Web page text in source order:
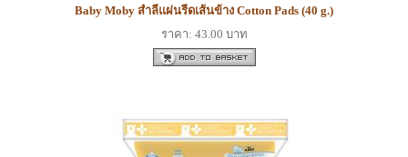
Baby Moby สำลีแผ่นรีดเส้นข้าง Cotton Pads (40 g.)
ราคา: 43.00 บาท